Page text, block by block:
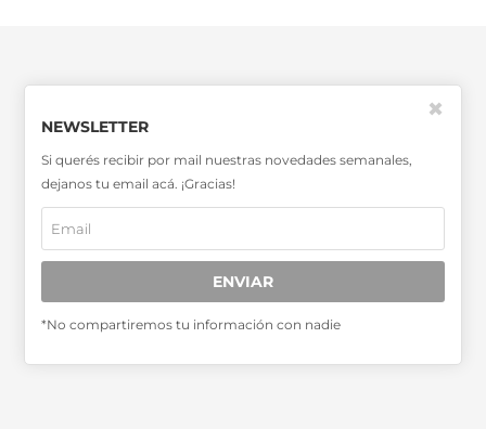
SABER MÁS >>
OTRAS PUBLICACIONES >>
Miembro de la Asociación de
Entidades Periodísticas Argentinas
ADEPA
NEWSLETTER
Si querés recibir por mail nuestras novedades semanales,
dejanos tu email acá. ¡Gracias!
ENVIAR
*No compartiremos tu información con nadie
✖